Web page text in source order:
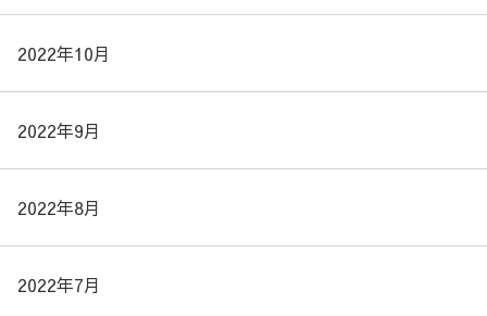
2022年10月
2022年9月
2022年8月
2022年7月